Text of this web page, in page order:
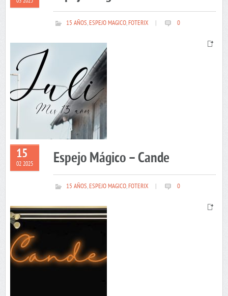
15 AÑOS,ESPEJO MAGICO,FOTERIX 0
15
02 2025 Espejo Mágico – Cande
15 AÑOS,ESPEJO MAGICO,FOTERIX 0